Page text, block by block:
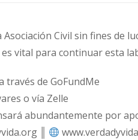
Asociación Civil sin fines de
es vital para continuar esta
través de GoFundMe
o vía Zelle
abundantemente por
║